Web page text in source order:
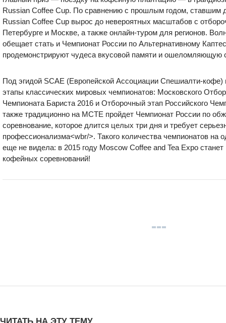
Russian Coffee Cup. По сравнению с прошлым годом, ставшим
Russian Coffee Cup вырос до невероятных масштабов с
Петербурге и Москве, а также онлайн-туром для регионов.
обещает стать и Чемпионат России по Альтернативному
продемонстрируют чудеса вкусовой памяти и ошеломляющую
Под эгидой SCAE (Европейской Ассоциации Спешиалти-кофе)
этапы классических мировых чемпионатов: Московского
Чемпионата Бариста 2016 и Отборочный этап Российского
также традиционно на MCTE пройдет Чемпионат России по
соревнование, которое длится целых три дня и требует
профессионализма<wbr/>. Такого количества чемпионатов на
еще не видела: в 2015 году Moscow Coffee and Tea Expo
кофейных соревнований!